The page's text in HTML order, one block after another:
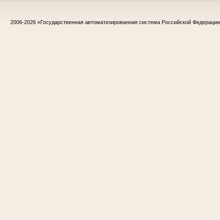
2006-2026 «Государственная автоматизированная система Российской